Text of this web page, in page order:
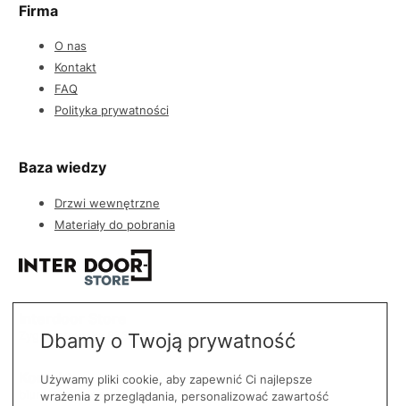
Firma
O nas
Kontakt
FAQ
Polityka prywatności
Baza wiedzy
Drzwi wewnętrzne
Materiały do pobrania
Zygmuntowska 8, 35-030 Rzeszów
Kontakt
biuro@interdoorstore.pl
Dbamy o Twoją prywatność
Używamy pliki cookie, aby zapewnić Ci najlepsze
wrażenia z przeglądania, personalizować zawartość